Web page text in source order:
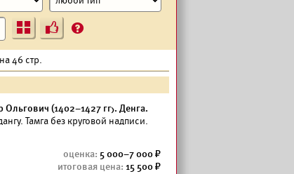
Ъ ?
46 стр.
(1402–1427 гг). Денга.
Тамга без круговой надписи.
5 000–7 000
15 500